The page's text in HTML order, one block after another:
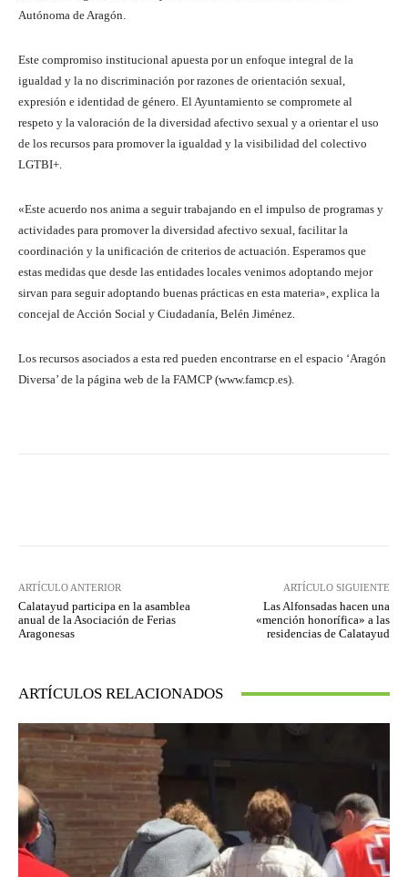
Autónoma de Aragón.
Este compromiso institucional apuesta por un enfoque integral de la
igualdad y la no discriminación por razones de orientación sexual,
expresión e identidad de género. El Ayuntamiento se compromete al
respeto y la valoración de la diversidad afectivo sexual y a orientar el uso
de los recursos para promover la igualdad y la visibilidad del colectivo
LGTBI+.
«Este acuerdo nos anima a seguir trabajando en el impulso de programas y
actividades para promover la diversidad afectivo sexual, facilitar la
coordinación y la unificación de criterios de actuación. Esperamos que
estas medidas que desde las entidades locales venimos adoptando mejor
sirvan para seguir adoptando buenas prácticas en esta materia», explica la
concejal de Acción Social y Ciudadanía, Belén Jiménez.
Los recursos asociados a esta red pueden encontrarse en el espacio ‘Aragón
Diversa’ de la página web de la FAMCP (www.famcp.es).
ARTÍCULO ANTERIOR
Calatayud participa en la asamblea
anual de la Asociación de Ferias
Aragonesas
ARTÍCULO SIGUIENTE
Las Alfonsadas hacen una
«mención honorífica» a las
residencias de Calatayud
ARTÍCULOS RELACIONADOS